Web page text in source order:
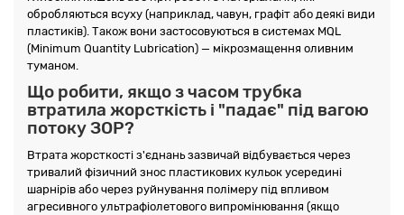
обробляються всуху (наприклад, чавун, графіт або деякі види
пластиків). Також вони застосовуються в системах MQL
(Minimum Quantity Lubrication) — мікрозмащення оливним
туманом.
Що робити, якщо з часом трубка
втратила жорсткість і "падає" під вагою
потоку ЗОР?
Втрата жорсткості з'єднань зазвичай відбувається через
тривалий фізичний знос пластикових кульок усередині
шарнірів або через руйнування полімеру під впливом
агресивного ультрафіолетового випромінювання (якщо